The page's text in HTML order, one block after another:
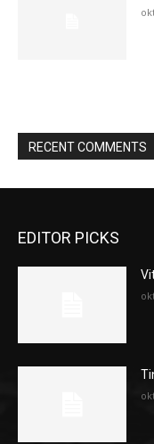
RECENT COMMENTS
EDITOR PICKS